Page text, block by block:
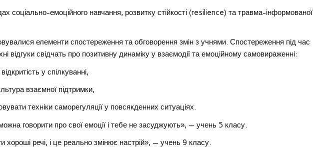
соціально-емоційного навчання, розвитку стійкості (resilience) та травма-інформованої
елементи спостереження та обговорення змін з учнями. Спостереження під час
відгуки свідчать про позитивну динаміку у взаємодії та емоційному самовираженні:
у спілкуванні,
взаємної підтримки,
техніки саморегуляції у повсякденних ситуаціях.
говорити про свої емоції і тебе не засуджують», — учень 5 класу.
хороші речі, і це реально змінює настрій», — учень 9 класу.